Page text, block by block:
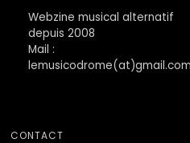
Webzine musical alternatif
depuis 2008
Mail :
lemusicodrome(at)gmail.com
CONTACT